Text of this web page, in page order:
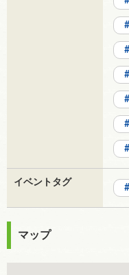
イベントタグ
マップ